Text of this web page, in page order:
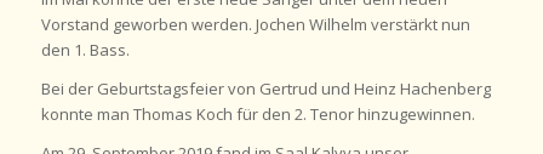
Vorstand geworben werden. Jochen Wilhelm verstärkt nun
den 1. Bass.
Bei der Geburtstagsfeier von Gertrud und Heinz Hachenberg
konnte man Thomas Koch für den 2. Tenor hinzugewinnen.